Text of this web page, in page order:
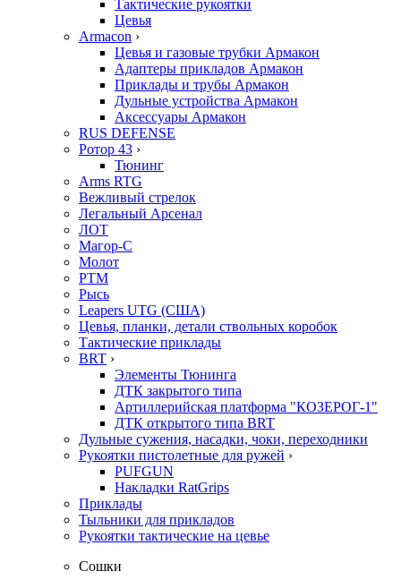
Тактические рукоятки
Цевья
Armacon ›
Цевья и газовые трубки Армакон
Адаптеры прикладов Армакон
Приклады и трубы Армакон
Дульные устройства Армакон
Аксессуары Армакон
RUS DEFENSE
Ротор 43 ›
Тюнинг
Arms RTG
Вежливый стрелок
Легальный Арсенал
ЛОТ
Магор-С
Молот
РТМ
Рысь
Leapers UTG (США)
Цевья, планки, детали ствольных коробок
Тактические приклады
BRT ›
Элементы Тюнинга
ДТК закрытого типа
Артиллерийская платформа "КОЗЕРОГ-1"
ДТК открытого типа BRT
Дульные сужения, насадки, чоки, переходники
Рукоятки пистолетные для ружей ›
PUFGUN
Накладки RatGrips
Приклады
Тыльники для прикладов
Рукоятки тактические на цевье
Сошки